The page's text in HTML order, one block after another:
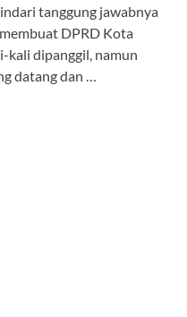
tanggung jawabnya
DPRD Kota
kali dipanggil, namun
datang dan …